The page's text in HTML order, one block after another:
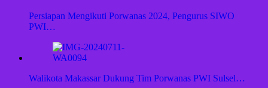
Persiapan Mengikuti Porwanas 2024, Pengurus SIWO
PWI…
Walikota Makassar Dukung Tim Porwanas PWI Sulsel…